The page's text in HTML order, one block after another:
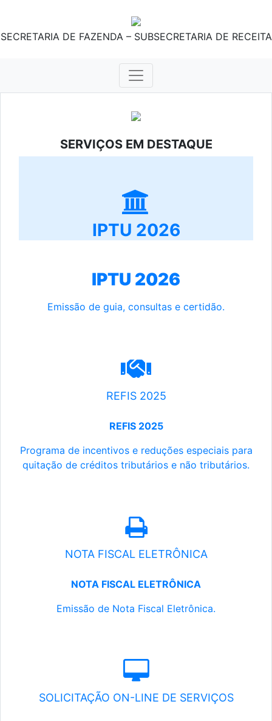
SECRETARIA DE FAZENDA – SUBSECRETARIA DE RECEITA
SERVIÇOS EM DESTAQUE
IPTU 2026
IPTU 2026
Emissão de guia, consultas e certidão.
REFIS 2025
REFIS 2025
Programa de incentivos e reduções especiais para
quitação de créditos tributários e não tributários.
NOTA FISCAL ELETRÔNICA
NOTA FISCAL ELETRÔNICA
Emissão de Nota Fiscal Eletrônica.
SOLICITAÇÃO ON-LINE DE SERVIÇOS